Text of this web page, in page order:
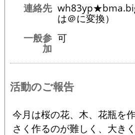
連絡先
は＠に変換）
一般参
加
可
活動のご報告
今月は桜の花、木、花瓶を
さく作るのが難しく、大き